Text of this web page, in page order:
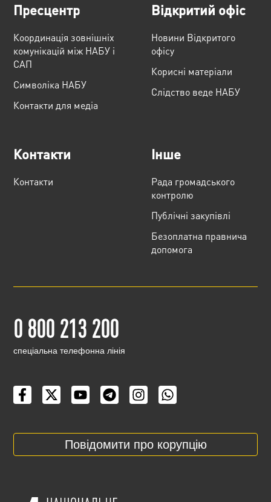
Пресцентр
Координація зовнішніх
комунікацій між НАБУ і
САП
Cимволіка НАБУ
Контакти для медіа
Відкритий офіс
Новини Відкритого
офісу
Корисні матеріали
Слідство веде НАБУ
Контакти
Контакти
Інше
Рада громадського
контролю
Публічні закупівлі
Безоплатна правнича
допомога
0 800 213 200
cпеціальна телефонна лінія
Повідомити про корупцію